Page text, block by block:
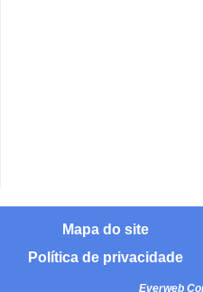
Mapa do site
Política de privacidade
Everweb